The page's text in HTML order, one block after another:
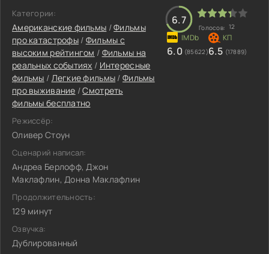
Категории:
Американские фильмы /Фильмы
про катастрофы/ Фильмы с
высоким рейтингом / Фильмы на
реальных событиях / Интересные
фильмы / Легкие фильмы /Фильмы
про выживание /Смотреть
фильмы бесплатно
Режиссёр:
Оливер Стоун
Сценарий написал:
Андреа Берлофф, Джон
Маклафлин, Донна Маклафлин
Продолжительность:
129 минут
Озвучка:
Дублированный
6.7
Голосов: 12
6.0 (85622)6.5 (17889)